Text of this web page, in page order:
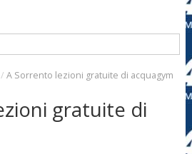
/ A Sorrento lezioni gratuite di acquagym
gratuite di